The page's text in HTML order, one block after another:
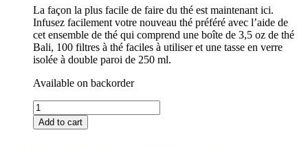
La façon la plus facile de faire du thé est maintenant ici.
Infusez facilement votre nouveau thé préféré avec l’aide de
cet ensemble de thé qui comprend une boîte de 3,5 oz de thé
Bali, 100 filtres à thé faciles à utiliser et une tasse en verre
isolée à double paroi de 250 ml.
Available on backorder
Lot
de
thés
Add to cart